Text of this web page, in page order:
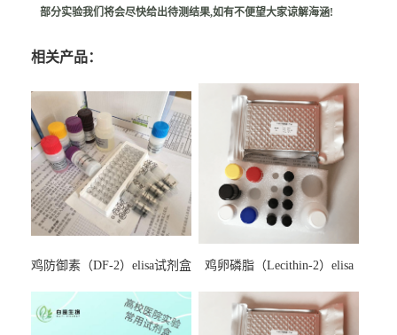
部分实验我们将会尽快给出待测结果,如有不便望大家谅解海涵!
相关产品：
鸡防御素（DF-2）elisa试剂盒
鸡卵磷脂（Lecithin-2）elisa